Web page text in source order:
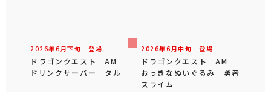
2026年6 月下旬 登場
ドラゴンクエスト AM
ドリンクサーバー タル
2026年6 月中旬 登場
ドラゴンクエスト AM
おっきなぬいぐるみ 勇者
スライム